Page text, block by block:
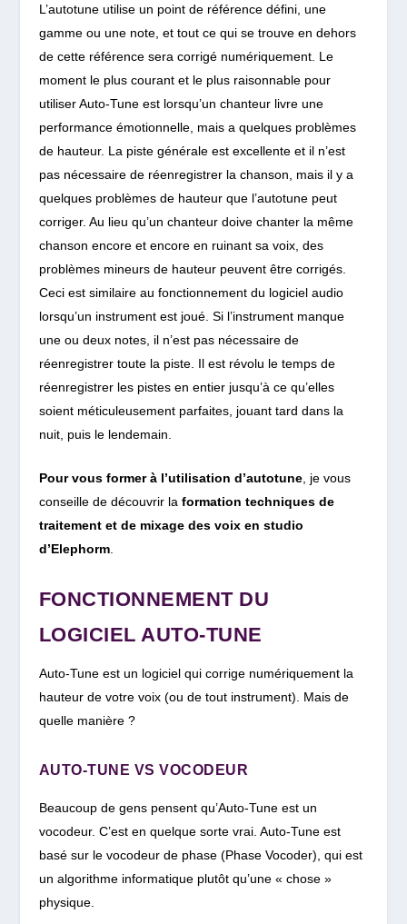
L’autotune utilise un point de référence défini, une
gamme ou une note, et tout ce qui se trouve en dehors
de cette référence sera corrigé numériquement. Le
moment le plus courant et le plus raisonnable pour
utiliser Auto-Tune est lorsqu’un chanteur livre une
performance émotionnelle, mais a quelques problèmes
de hauteur. La piste générale est excellente et il n’est
pas nécessaire de réenregistrer la chanson, mais il y a
quelques problèmes de hauteur que l’autotune peut
corriger. Au lieu qu’un chanteur doive chanter la même
chanson encore et encore en ruinant sa voix, des
problèmes mineurs de hauteur peuvent être corrigés.
Ceci est similaire au fonctionnement du logiciel audio
lorsqu’un instrument est joué. Si l’instrument manque
une ou deux notes, il n’est pas nécessaire de
réenregistrer toute la piste. Il est révolu le temps de
réenregistrer les pistes en entier jusqu’à ce qu’elles
soient méticuleusement parfaites, jouant tard dans la
nuit, puis le lendemain.
Pour vous former à l’utilisation d’autotune, je vous
conseille de découvrir la formation techniques de
traitement et de mixage des voix en studio
d’Elephorm.
FONCTIONNEMENT DU
LOGICIEL AUTO-TUNE
Auto-Tune est un logiciel qui corrige numériquement la
hauteur de votre voix (ou de tout instrument). Mais de
quelle manière ?
AUTO-TUNE VS VOCODEUR
Beaucoup de gens pensent qu’Auto-Tune est un
vocodeur. C’est en quelque sorte vrai. Auto-Tune est
basé sur le vocodeur de phase (Phase Vocoder), qui est
un algorithme informatique plutôt qu’une « chose »
physique.